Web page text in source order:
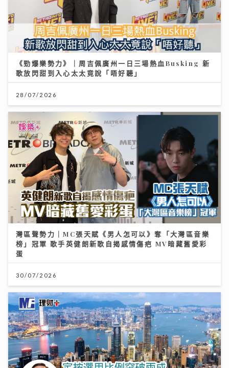
《勁爆樂勢力》｜周吉佩廣州一日三場熱血Busking 新
歌放閃甜到入心太太竟說「唔好聽」
28/07/2026
灣區聲勢力｜MC張天賦《男人怎可以》奪「大灣區音樂
榜」冠軍 歌手英健朗新歌自揭感情傷疤 MV暗藏舊愛彩
蛋
30/07/2026